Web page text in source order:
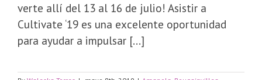
verte allí del 13 al 16 de julio! Asistir a
Cultivate ‘19 es una excelente oportunidad
para ayudar a impulsar [...]